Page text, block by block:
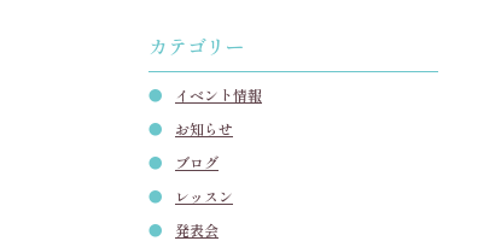
カテゴリー
イベント情報
お知らせ
ブログ
レッスン
発表会